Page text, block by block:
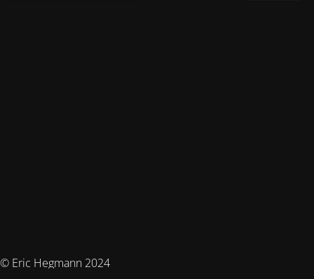
© Eric Hegmann 2024